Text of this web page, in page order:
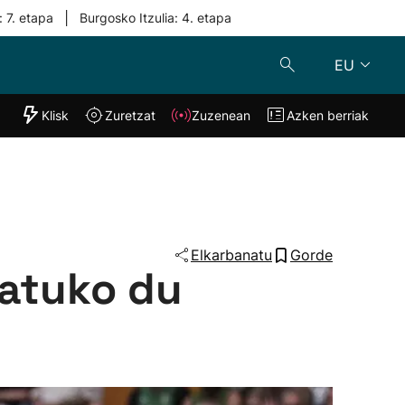
7. etapa Burgosko Itzulia: 4. etapa
EU
"Helmuga"
Klisk Zuzenean
Klisk Zuretzat Zuzenean Azken berriak
Elkarbanatu Gorde
du